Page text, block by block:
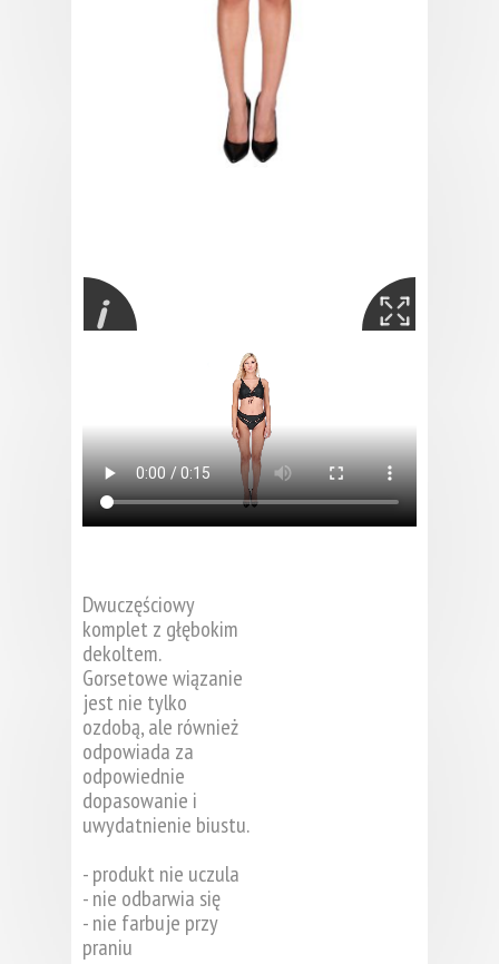
Dwuczęściowy
komplet z głębokim
dekoltem.
Gorsetowe wiązanie
jest nie tylko
ozdobą, ale również
odpowiada za
odpowiednie
dopasowanie i
uwydatnienie biustu.
- produkt nie uczula
- nie odbarwia się
- nie farbuje przy
praniu